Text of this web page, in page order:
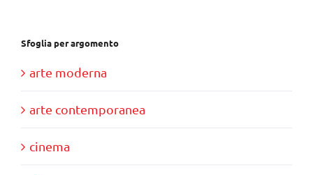
Sfoglia per argomento
arte moderna
arte contemporanea
cinema